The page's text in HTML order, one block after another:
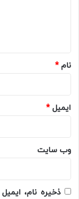
نام*
ایمیل*
وب‌ سایت
ذخیره نام،